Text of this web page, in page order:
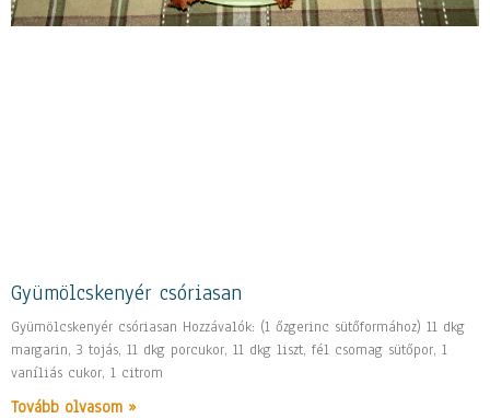
Gyümölcskenyér csóriasan
Gyümölcskenyér csóriasan Hozzávalók: (1 őzgerinc sütőformához) 11 dkg
margarin, 3 tojás, 11 dkg porcukor, 11 dkg liszt, fél csomag sütőpor, 1
vaníliás cukor, 1 citrom
Tovább olvasom »